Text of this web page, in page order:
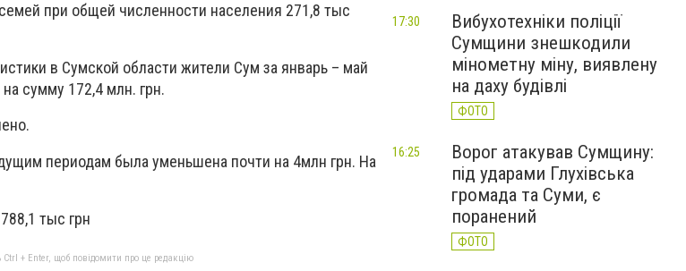
при общей численности населения 271,8 тыс
в Сумской области жители Сум за январь – май
сумму 172,4 млн. грн.
периодам была уменьшена почти на 4млн грн. На
тыс грн
+ Enter, щоб повідомити про це редакцію
Вибухотехніки поліції
Сумщини знешкодили
мінометну міну, виявлену
на даху будівлі
ФОТО
17:30
Ворог атакував Сумщину:
під ударами Глухівська
громада та Суми, є
поранений
ФОТО
16:25